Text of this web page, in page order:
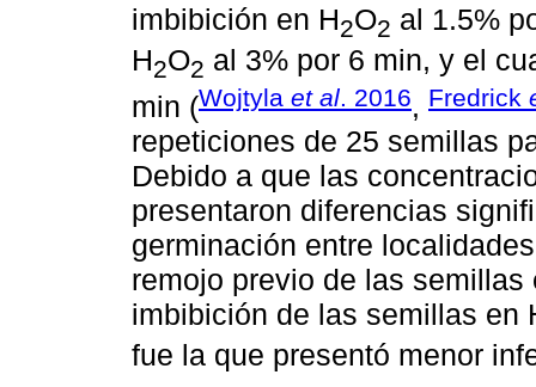
imbibición en H2O2 al 1.5%
H2O2 al 3% por 6 min, y el
min (Wojtyla et al. 2016, Fredrick
repeticiones de 25 semillas
Debido a que las
presentaron diferencias
germinación entre
remojo previo de las
imbibición de las semillas en
fue la que presentó menor